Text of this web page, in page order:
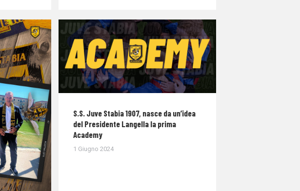
S.S. Juve Stabia 1907, nasce da un’idea
del Presidente Langella la prima
Academy
1 Giugno 2024